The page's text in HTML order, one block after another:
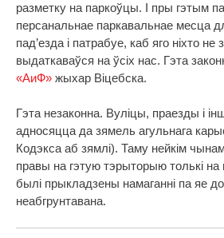
разметку на паркоўцы. І пры гэтым
персанальнае паркавальнае месца
пад’езда і патрабуе, каб яго ніхто
выдаткаваўся на ўсіх нас. Гэта
«АиФ» жыхар Віцебска.
Гэта незаконна. Вуліцы, праезды і
адносяцца да зямель агульнага
Кодэкса аб зямлі). Таму нейкім
правы на гэтую тэрыторыю толькі на
былі прыкладзены намаганні па яе
неабгрунтавана.